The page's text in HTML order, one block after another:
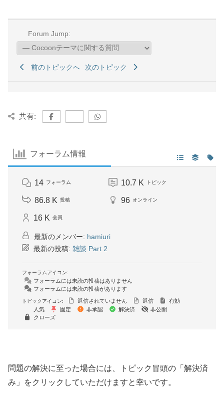
Forum Jump:
前のトピックへ 次のトピック
共有:
フォーラム情報
14 フォーラム 10.7 K トピック
86.8 K 投稿 96 オンライン
16 K 会員
最新のメンバー: hamiuri
最新の投稿: 雑談 Part 2
フォーラムアイコン:
フォーラムには未読の投稿はありません
フォーラムには未読の投稿があります
トピックアイコン: 返信されていません 返信
有効
人気
固定 非承認 解決済
非公開
クローズ
問題の解決に至った場合には、トピック冒頭の「解決済
み」をクリックしていただけますと幸いです。